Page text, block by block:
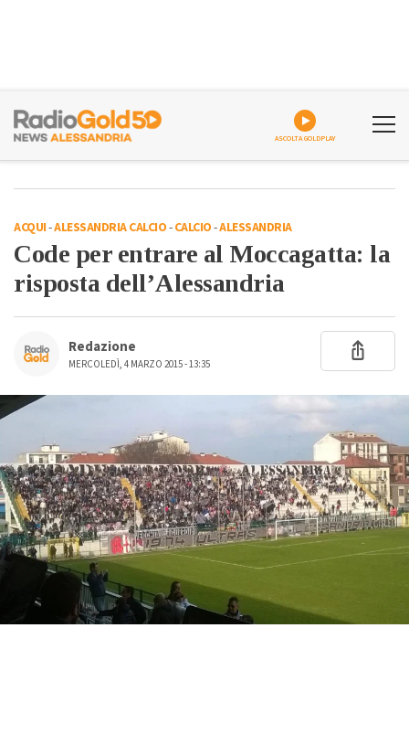
ASCOLTA GOLDPLAY
ACQUI-ALESSANDRIA CALCIO-CALCIO-ALESSANDRIA
Code per entrare al Moccagatta: la
risposta dell’Alessandria
Redazione
MERCOLEDÌ, 4 MARZO 2015 - 13:35